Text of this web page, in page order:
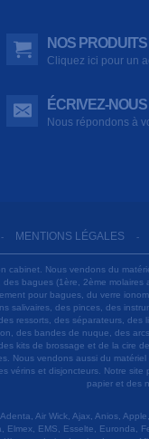
NOS PRODUITS
Cliquez ici pour un
ÉCRIVEZ-NOUS
Nous répondons à
- MENTIONS LÉGALES -
cabinet. Nous vendons du
bagues (1ère, 2ème
pour bagues, du verre
salivaires, des pinces, des
ressorts, des séparateurs,
des bandes de nuque, des
kits de brossage et de la cire
Nous vendons aussi du
vérins et disjoncteurs. Notre
papier et des
Air Wick, Ajax, Anios,
EMS, Esselte, Euronda,